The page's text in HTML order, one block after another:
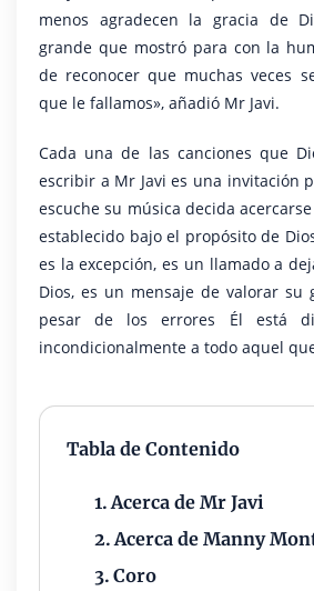
menos agradecen la gracia de
grande que mostró para con la
de reconocer que muchas veces
que le fallamos», añadió Mr Javi.
Cada una de las canciones que
escribir a Mr Javi es una invitación
escuche su música decida
establecido bajo el propósito de
es la excepción, es un llamado a
Dios, es un mensaje de valorar su
pesar de los errores Él está
incondicionalmente a todo aquel
Tabla de Contenido
Acerca de Mr Javi
Acerca de Manny
Coro